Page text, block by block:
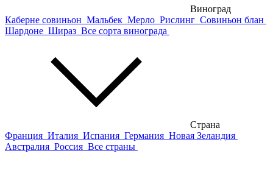
Виноград
Каберне совиньон Мальбек Мерло Рислинг Совиньон блан
Шардоне Шираз Все сорта винограда
Страна
Франция Италия Испания Германия Новая Зеландия
Австралия Россия Все страны